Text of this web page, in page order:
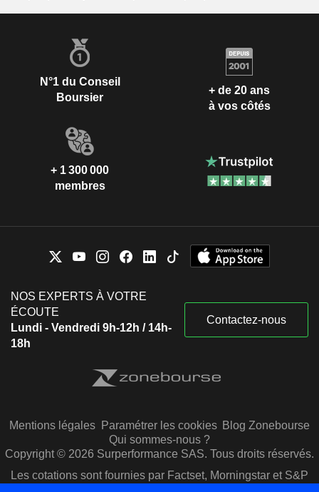
N°1 du Conseil
Boursier
+ de 20 ans
à vos côtés
+ 1 300 000
membres
NOS EXPERTS À VOTRE
ÉCOUTE
Lundi - Vendredi 9h-12h / 14h-
18h
Contactez-nous
Mentions légales Paramétrer les cookies Blog Zonebourse
Qui sommes-nous ?
Copyright © 2026 Surperformance SAS. Tous droits réservés.
Les cotations sont fournies par Factset, Morningstar et S&P